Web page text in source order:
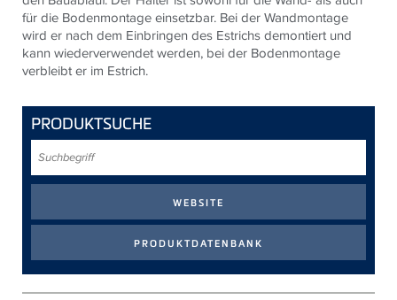
für die Bodenmontage einsetzbar. Bei der Wandmontage
wird er nach dem Einbringen des Estrichs demontiert und
kann wiederverwendet werden, bei der Bodenmontage
verbleibt er im Estrich.
PRODUKTSUCHE